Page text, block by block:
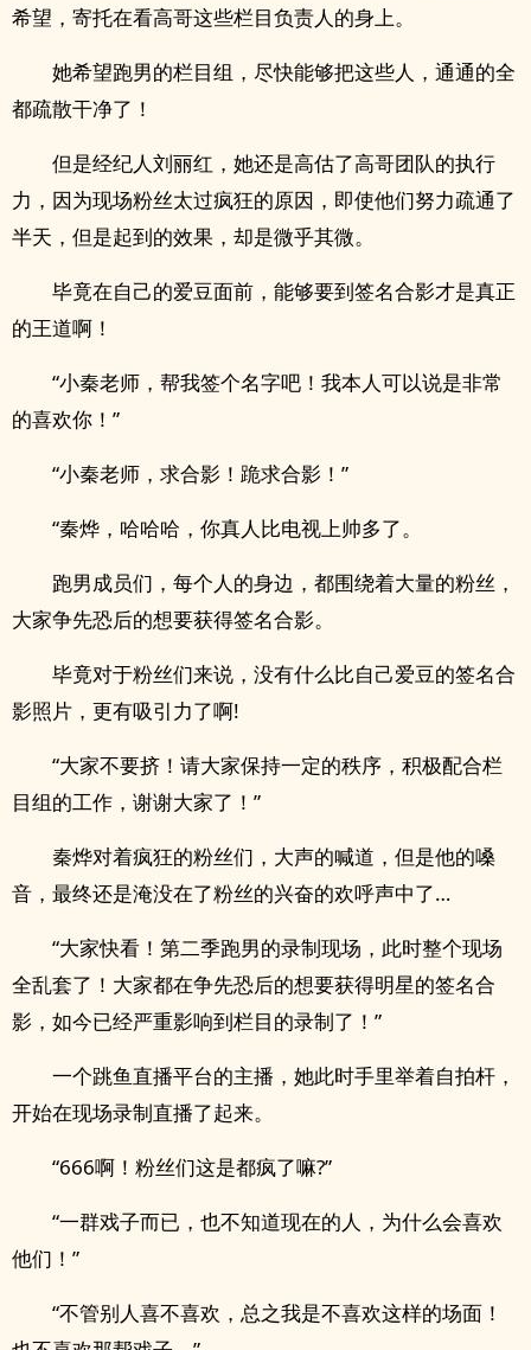
希望，寄托在看高哥这些栏目负责人的身上。
她希望跑男的栏目组，尽快能够把这些人，通通的全
都疏散干净了！
但是经纪人刘丽红，她还是高估了高哥团队的执行
力，因为现场粉丝太过疯狂的原因，即使他们努力疏通了
半天，但是起到的效果，却是微乎其微。
毕竟在自己的爱豆面前，能够要到签名合影才是真正
的王道啊！
“小秦老师，帮我签个名字吧！我本人可以说是非常
的喜欢你！”
“小秦老师，求合影！跪求合影！”
“秦烨，哈哈哈，你真人比电视上帅多了。
跑男成员们，每个人的身边，都围绕着大量的粉丝，
大家争先恐后的想要获得签名合影。
毕竟对于粉丝们来说，没有什么比自己爱豆的签名合
影照片，更有吸引力了啊!
“大家不要挤！请大家保持一定的秩序，积极配合栏
目组的工作，谢谢大家了！”
秦烨对着疯狂的粉丝们，大声的喊道，但是他的嗓
音，最终还是淹没在了粉丝的兴奋的欢呼声中了…
“大家快看！第二季跑男的录制现场，此时整个现场
全乱套了！大家都在争先恐后的想要获得明星的签名合
影，如今已经严重影响到栏目的录制了！”
一个跳鱼直播平台的主播，她此时手里举着自拍杆，
开始在现场录制直播了起来。
“666啊！粉丝们这是都疯了嘛?”
“一群戏子而已，也不知道现在的人，为什么会喜欢
他们！”
“不管别人喜不喜欢，总之我是不喜欢这样的场面！